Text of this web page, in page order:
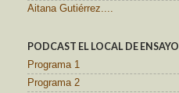
Aitana Gutiérrez....
PODCAST EL LOCAL DE ENSAYO
Programa 1
Programa 2